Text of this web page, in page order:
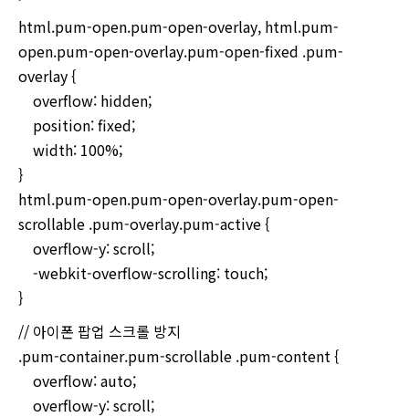
html.pum-open.pum-open-overlay, html.pum-
open.pum-open-overlay.pum-open-fixed .pum-
overlay {
overflow: hidden;
position: fixed;
width: 100%;
}
html.pum-open.pum-open-overlay.pum-open-
scrollable .pum-overlay.pum-active {
overflow-y: scroll;
-webkit-overflow-scrolling: touch;
}
// 아이폰 팝업 스크롤 방지
.pum-container.pum-scrollable .pum-content {
overflow: auto;
overflow-y: scroll;